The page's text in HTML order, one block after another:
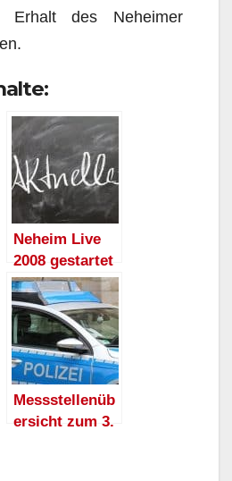
des Neheimer
Neheim Live
2008 gestartet
Messstellenüb
ersicht zum 3.